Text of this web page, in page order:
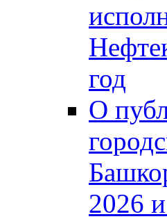
год
О
2026